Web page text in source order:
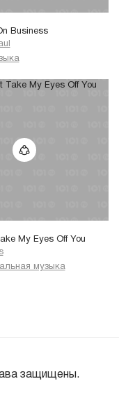
Business
My Eyes Off You
музыка
защищены.